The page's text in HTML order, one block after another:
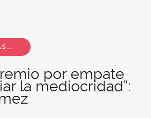
por empate
la mediocridad”: